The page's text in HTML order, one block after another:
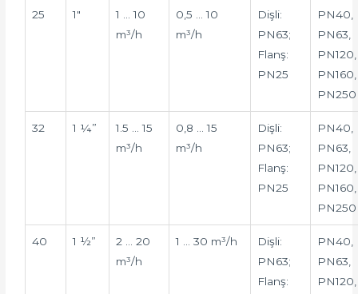
25 1″
1 … 10
m³/h
0,5 … 10
m³/h
Dişli:
PN63;
Flanş:
PN25
PN40,
PN63,
PN120,
PN160,
PN250
32 1 ¼”
1.5 … 15
m³/h
0,8 … 15
m³/h
Dişli:
PN63;
Flanş:
PN25
PN40,
PN63,
PN120,
PN160,
PN250
40 1 ½”
2 … 20
m³/h
1 … 30 m³/h
Dişli:
PN63;
Flanş:
PN40,
PN63,
PN120,